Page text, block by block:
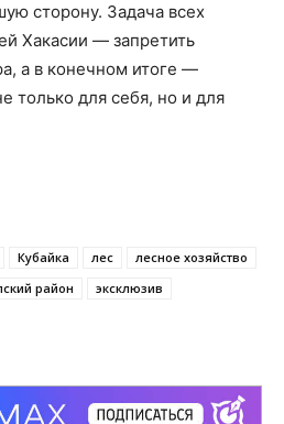
сторону. Задача всех
Хакасии — запретить
а в конечном итоге —
только для себя, но и для
Кубайка лес
лесное хозяйство
район эксклюзив